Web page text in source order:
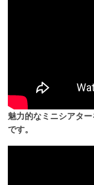
魅力的なミニシアタ
です。